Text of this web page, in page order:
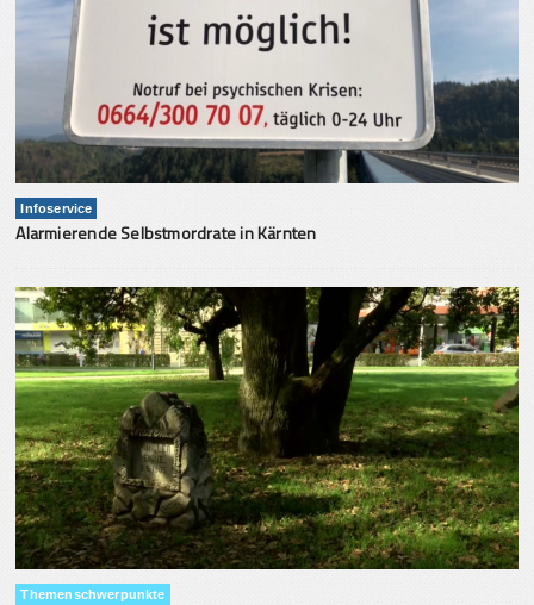
Infoservice
Alarmierende Selbstmordrate in Kärnten
Themenschwerpunkte